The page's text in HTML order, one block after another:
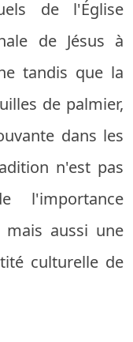
de l'Église
de Jésus à
tandis que la
de palmier,
dans les
n'est pas
l'importance
mais aussi une
culturelle de